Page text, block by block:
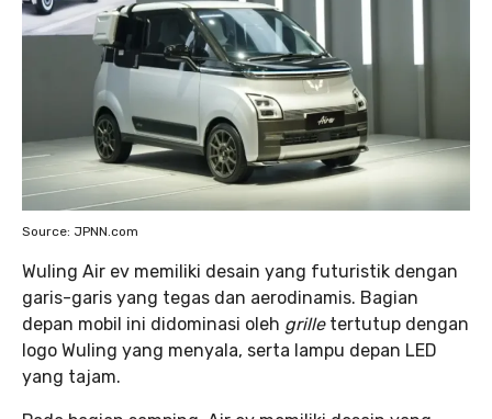
Source: JPNN.com
Wuling Air ev memiliki desain yang futuristik dengan
garis-garis yang tegas dan aerodinamis. Bagian
depan mobil ini didominasi oleh grille tertutup dengan
logo Wuling yang menyala, serta lampu depan LED
yang tajam.